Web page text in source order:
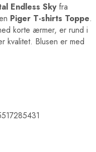
Endless Skyfra
Piger T-shirts Toppe.
korte ærmer, er rund i
kvalitet. Blusen er med